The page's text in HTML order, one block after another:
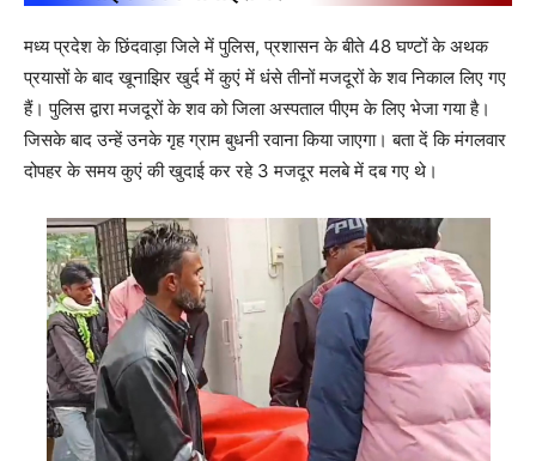
मध्य प्रदेश के छिंदवाड़ा जिले में पुलिस, प्रशासन के बीते 48 घण्टों के अथक
प्रयासों के बाद खूनाझिर खुर्द में कुएं में धंसे तीनों मजदूरों के शव निकाल लिए गए
हैं। पुलिस द्वारा मजदूरों के शव को जिला अस्पताल पीएम के लिए भेजा गया है।
जिसके बाद उन्हें उनके गृह ग्राम बुधनी रवाना किया जाएगा। बता दें कि मंगलवार
दोपहर के समय कुएं की खुदाई कर रहे 3 मजदूर मलबे में दब गए थे।